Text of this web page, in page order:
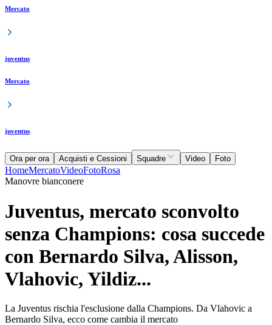
Mercato
juventus
Mercato
juventus
Ora per ora Acquisti e Cessioni Squadre Video Foto
HomeMercatoVideoFotoRosa
Manovre bianconere
Juventus, mercato sconvolto
senza Champions: cosa succede
con Bernardo Silva, Alisson,
Vlahovic, Yildiz...
La Juventus rischia l'esclusione dalla Champions. Da Vlahovic a
Bernardo Silva, ecco come cambia il mercato